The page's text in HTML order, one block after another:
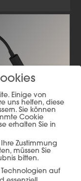
Einige von
uns helfen, diese
Sie können
Cookie
erhalten Sie in
Zustimmung
müssen Sie
bitten.
auf